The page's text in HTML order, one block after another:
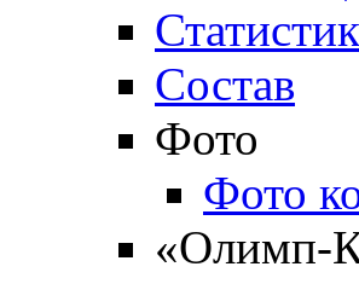
Состав
Фото
Фото
«Олимп-